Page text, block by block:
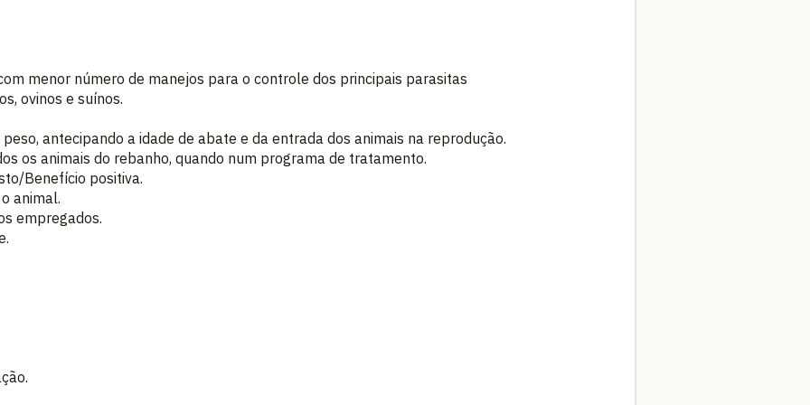
menor número de manejos para o controle dos principais parasitas
ovinos e suínos.
antecipando a idade de abate e da entrada dos animais na reprodução.
os animais do rebanho, quando num programa de tratamento.
Benefício positiva.
animal.
empregados.